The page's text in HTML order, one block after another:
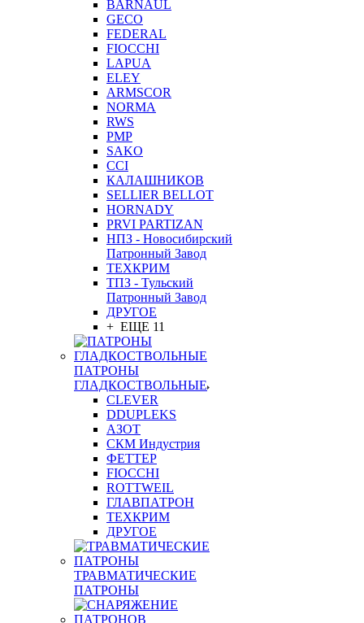
BARNAUL
GEСO
FEDERAL
FIOCCHI
LAPUA
ELEY
ARMSCOR
NORMA
RWS
PMP
SAKO
CCI
КАЛАШНИКОВ
SELLIER BELLOT
HORNADY
PRVI PARTIZAN
НПЗ - Новосибирский
Патронный Завод
ТЕХКРИМ
ТПЗ - Тульский
Патронный Завод
ДРУГОЕ
+ ЕЩЕ 11
ПАТРОНЫ
ГЛАДКОСТВОЛЬНЫЕ
CLEVER
DDUPLEKS
АЗОТ
СКМ Индустрия
ФЕТТЕР
FIOCCHI
ROTTWEIL
ГЛАВПАТРОН
ТЕХКРИМ
ДРУГОЕ
ТРАВМАТИЧЕСКИЕ
ПАТРОНЫ